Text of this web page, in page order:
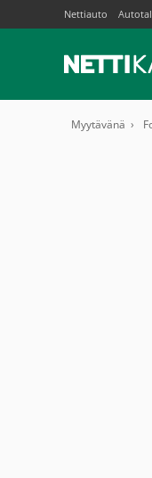
Nettiauto
Myytävänä